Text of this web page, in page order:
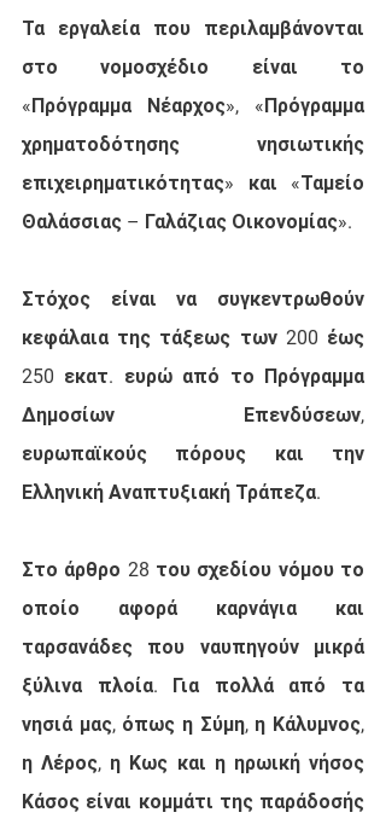
Τα εργαλεία που περιλαμβάνονται
στο νομοσχέδιο είναι το
«Πρόγραμμα Νέαρχος», «Πρόγραμμα
χρηματοδότησης νησιωτικής
επιχειρηματικότητας» και «Ταμείο
Θαλάσσιας – Γαλάζιας Οικονομίας».
Στόχος είναι να συγκεντρωθούν
κεφάλαια της τάξεως των 200 έως
250 εκατ. ευρώ από το Πρόγραμμα
Δημοσίων Επενδύσεων,
ευρωπαϊκούς πόρους και την
Ελληνική Αναπτυξιακή Τράπεζα.
Στο άρθρο 28 του σχεδίου νόμου το
οποίο αφορά καρνάγια και
ταρσανάδες που ναυπηγούν μικρά
ξύλινα πλοία. Για πολλά από τα
νησιά μας, όπως η Σύμη, η Κάλυμνος,
η Λέρος, η Κως και η ηρωική νήσος
Κάσος είναι κομμάτι της παράδοσής